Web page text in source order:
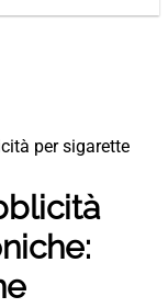
per sigarette